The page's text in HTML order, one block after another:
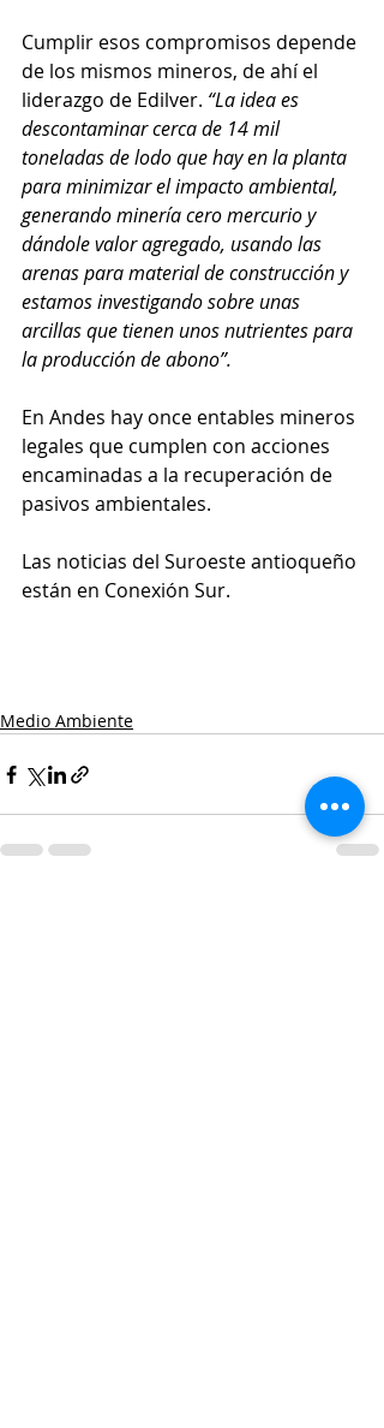
Cumplir esos compromisos depende
de los mismos mineros, de ahí el
liderazgo de Edilver. “La idea es
descontaminar cerca de 14 mil
toneladas de lodo que hay en la planta
para minimizar el impacto ambiental,
generando minería cero mercurio y
dándole valor agregado, usando las
arenas para material de construcción y
estamos investigando sobre unas
arcillas que tienen unos nutrientes para
la producción de abono”.
En Andes hay once entables mineros
legales que cumplen con acciones
encaminadas a la recuperación de
pasivos ambientales.
Las noticias del Suroeste antioqueño
están en Conexión Sur.
Medio Ambiente